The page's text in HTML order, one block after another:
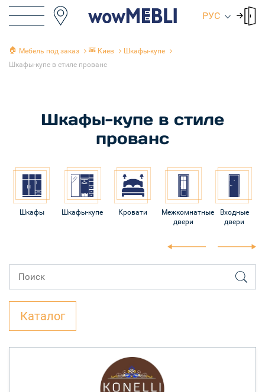
РУС
🏠 Мебель под заказ 🌇 Киев
Шкафы-купе
Шкафы-купе в стиле прованс
Шкафы-купе в стиле
прованс
Шкафы Шкафы-купе Кровати
Межкомнатные
двери
Входные
двери
Каталог